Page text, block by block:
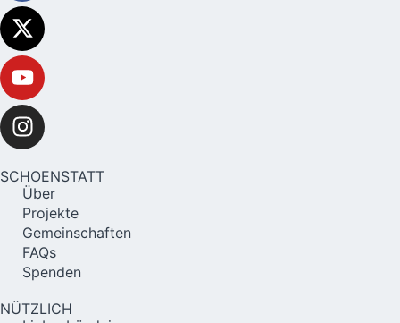
SCHOENSTATT
Über
Projekte
Gemeinschaften
FAQs
Spenden
NÜTZLICH